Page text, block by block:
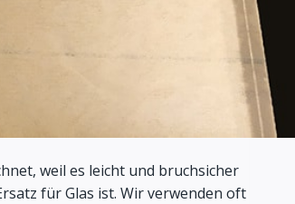
weil es leicht und bruchsicher
für Glas ist. Wir verwenden oft